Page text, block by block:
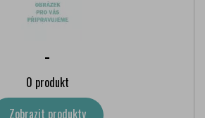
-
0 produkt
Zobrazit produkty